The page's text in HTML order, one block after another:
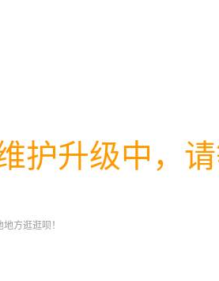
护升级中，
方逛逛呗！